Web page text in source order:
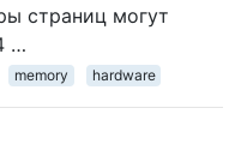
страниц могут
…
memory hardware